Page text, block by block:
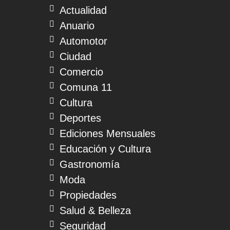
Actualidad
Anuario
Automotor
Ciudad
Comercio
Comuna 11
Cultura
Deportes
Ediciones Mensuales
Educación y Cultura
Gastronomía
Moda
Propiedades
Salud & Belleza
Seguridad